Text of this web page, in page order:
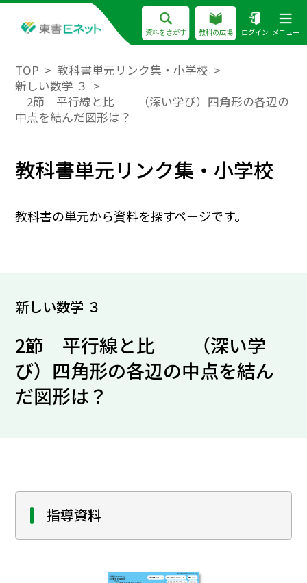
資料をさがす 教科の広場 ログイン メニュー
TOP
教科書単元リンク集・小学校
新しい数学 ３
2節 平行線と比 （深い学び）四角形の各辺の
中点を結んだ図形は？
教科書単元リンク集・小学校
教科書の単元から資料を探すページです。
新しい数学 ３
2節 平行線と比 （深い学
び）四角形の各辺の中点を結ん
だ図形は？
指導資料